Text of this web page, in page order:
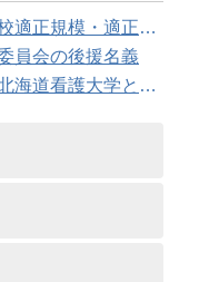
模・適正配置検討委員会
員会の後援名義
教育委員会との連携協力に関する協定の締結